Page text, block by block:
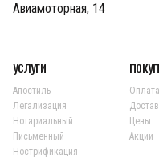
Авиамоторная, 14
УСЛУГИ
Апостиль
Легализация
Нотариальный
Письменный
Нострификация
Оплата
Цены
Акции